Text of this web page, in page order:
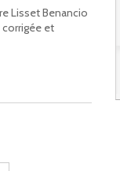
Lisset Benancio
et